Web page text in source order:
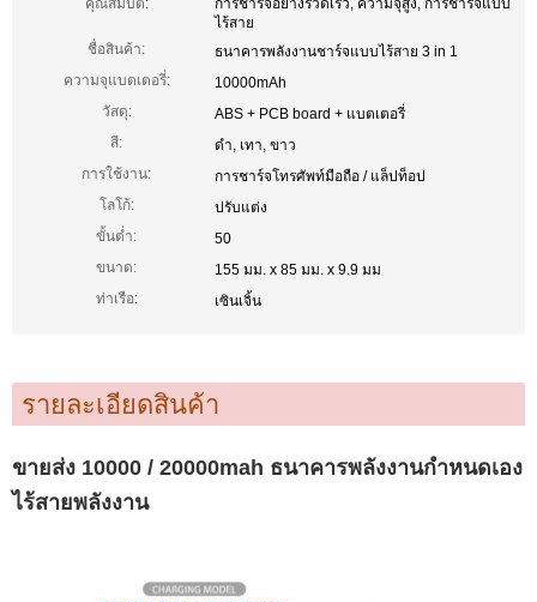
คุณสมบัติ:
การชาร์จอย่างรวดเร็ว, ความจุสูง, การชาร์จแบบ
ไร้สาย
ชื่อสินค้า:
ธนาคารพลังงานชาร์จแบบไร้สาย 3 in 1
ความจุแบตเตอรี่:
10000mAh
วัสดุ:
ABS + PCB board + แบตเตอรี่
สี:
ดำ, เทา, ขาว
การใช้งาน:
การชาร์จโทรศัพท์มือถือ / แล็ปท็อป
โลโก้:
ปรับแต่ง
ขั้นต่ำ:
50
ขนาด:
155 มม. x 85 มม. x 9.9 มม
ท่าเรือ:
เซินเจิ้น
รายละเอียดสินค้า
ขายส่ง 10000 / 20000mah ธนาคารพลังงานกำหนดเอง
ไร้สายพลังงาน